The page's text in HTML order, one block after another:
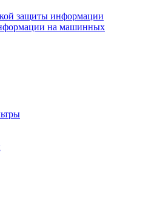
защиты информации
на машинных